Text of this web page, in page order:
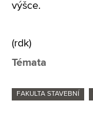
výšce.
(rdk)
Témata
FAKULTA STAVEBNÍ